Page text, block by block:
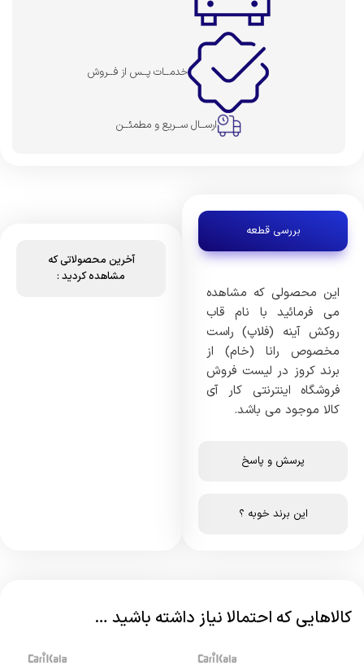
خدمــات پــس از فــروش
ارســال ســریع و مطمئــن
بررسی قطعه
پرسش و پاسخ
این برند خوبه ؟
این محصولی که مشاهده
می فرمائید با نام قاب
روکش آینه (فلاپ) راست
مخصوص رانا (خام) از
برند کروز در لیست فروش
فروشگاه اینترنتی کار آی
کالا موجود می باشد.
آخرین محصولاتی که
مشاهده کردید :
کالاهایی که احتمالا نیاز داشته باشید …